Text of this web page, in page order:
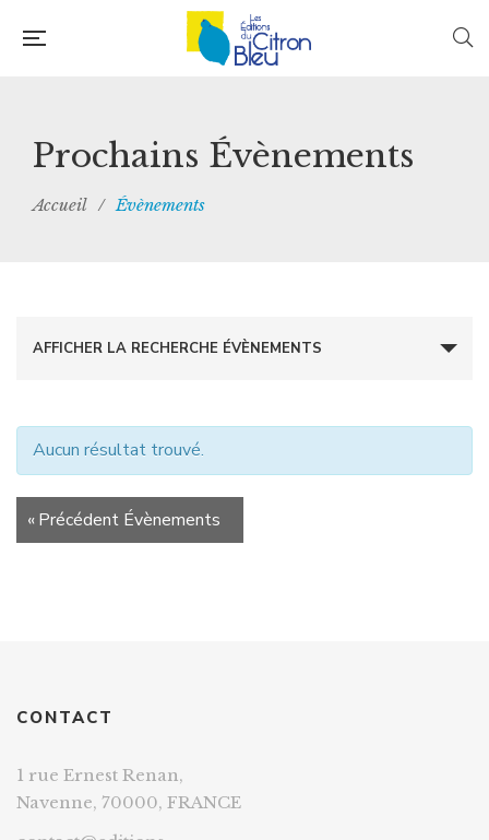
Prochains Évènements
Accueil / Évènements
Recherche
navigation
de
AFFICHER LA RECHERCHE ÉVÈNEMENTS
Aucun résultat trouvé.
Évènements
«Précédent Évènements
CONTACT
1 rue Ernest Renan,
Navenne, 70000, FRANCE